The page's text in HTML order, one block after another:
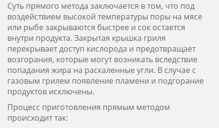
Суть прямого метода заключается в том, что под
воздействием высокой температуры поры на мясе
или рыбе закрываются быстрее и сок остается
внутри продукта. Закрытая крышка гриля
перекрывает доступ кислорода и предотвращает
возгорания, которые могут возникать вследствие
попадания жира на раскаленные угли. В случае с
газовым грилем появление пламени и подгорание
продуктов исключены.
Процесс приготовления прямым методом
происходит так: